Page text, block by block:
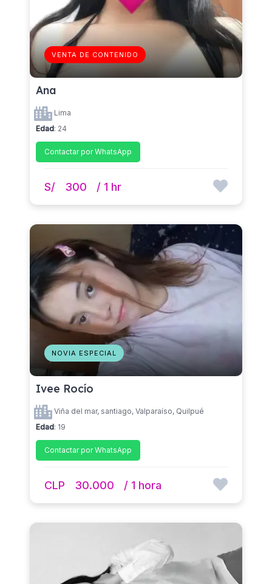
VENTA DE CONTENIDO
Ana
Lima
Edad: 24
Contactar por WhatsApp
S/ 300 / 1 hr
NOVIA ESPECIAL
Ivee Rocío
Viña del mar, santiago, Valparaíso, Quilpué
Edad: 19
Contactar por WhatsApp
CLP 30.000 / 1 hora